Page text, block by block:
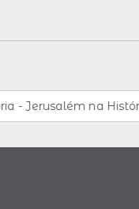
na História e